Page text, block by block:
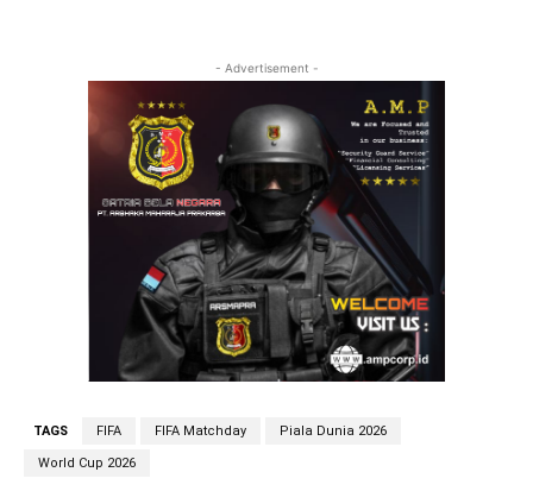
- Advertisement -
TAGS FIFA FIFA Matchday Piala Dunia 2026
World Cup 2026